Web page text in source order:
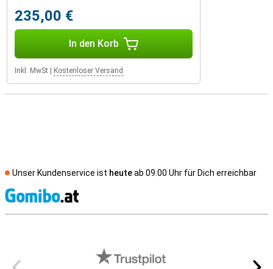
235,00 €
In den Korb
Inkl. MwSt Kostenloser Versand
Unser Kundenservice ist heuteab 09.00 Uhr für Dich erreichbar